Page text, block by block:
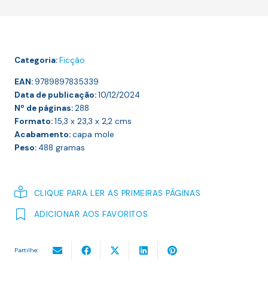
Categoria:Ficção
EAN:9789897835339
Data de publicação:10/12/2024
Nº de páginas:288
Formato:15,3 x 23,3 x 2,2 cms
Acabamento:capa mole
Peso: 488 gramas
CLIQUE PARA LER AS PRIMEIRAS PÁGINAS
ADICIONAR AOS FAVORITOS
Partilhe: